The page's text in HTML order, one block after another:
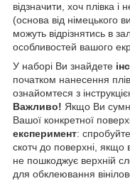
відзначити, хоч плівка і
(основа від німецького
можуть відрізнятись в
особливостей вашого
У наборі Ви знайдете
початком нанесення
ознайомтеся з
Важливо! Якщо Ви
Вашої конкретної
експеримент:
скотч до поверхні, якщо
не пошкоджує верхній
для обклеювання